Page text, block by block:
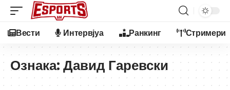
Вести Интервјуа Ранкинг Стримери
Ознака: Давид Гаревски